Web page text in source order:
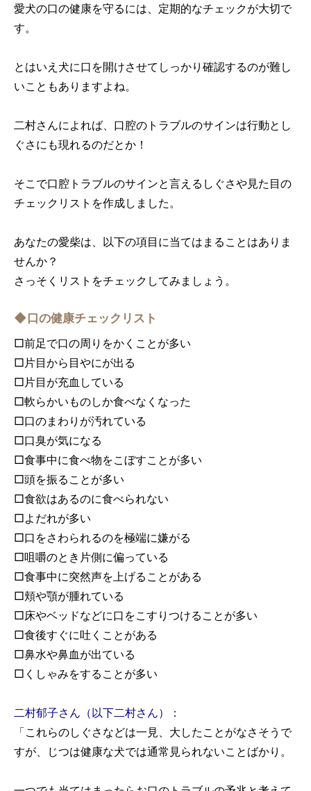
愛犬の口の健康を守るには、定期的なチェックが大切で
す。
とはいえ犬に口を開けさせてしっかり確認するのが難し
いこともありますよね。
二村さんによれば、口腔のトラブルのサインは行動とし
ぐさにも現れるのだとか！
そこで口腔トラブルのサインと言えるしぐさや見た目の
チェックリストを作成しました。
あなたの愛柴は、以下の項目に当てはまることはありま
せんか？
さっそくリストをチェックしてみましょう。
◆口の健康チェックリスト
□前足で口の周りをかくことが多い
□片目から目やにが出る
□片目が充血している
□軟らかいものしか食べなくなった
□口のまわりが汚れている
□口臭が気になる
□食事中に食べ物をこぼすことが多い
□頭を振ることが多い
□食欲はあるのに食べられない
□よだれが多い
□口をさわられるのを極端に嫌がる
□咀嚼のとき片側に偏っている
□食事中に突然声を上げることがある
□頬や顎が腫れている
□床やベッドなどに口をこすりつけることが多い
□食後すぐに吐くことがある
□鼻水や鼻血が出ている
□くしゃみをすることが多い
二村郁子さん（以下二村さん）：
「これらのしぐさなどは一見、大したことがなさそうで
すが、じつは健康な犬では通常見られないことばかり。